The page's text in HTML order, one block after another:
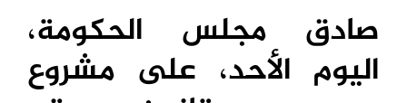
صادق مجلس الحكومة،
اليوم الأحد، على مشروع